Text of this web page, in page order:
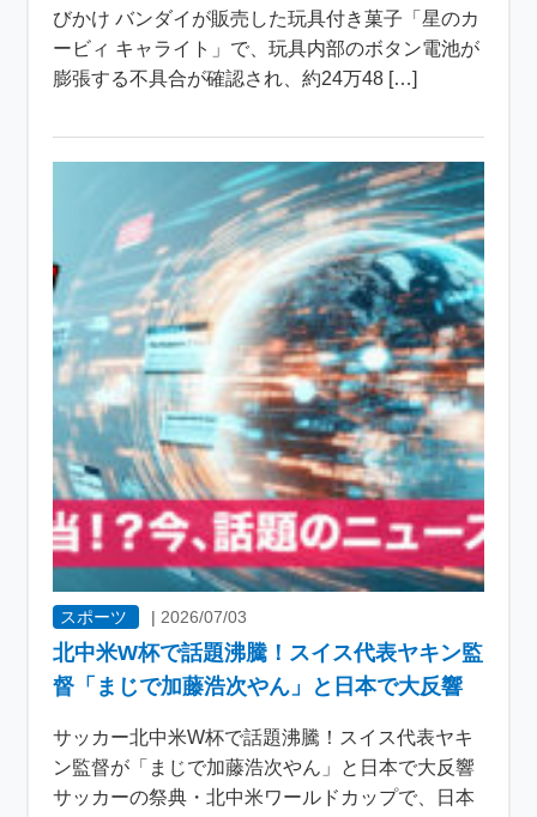
びかけ バンダイが販売した玩具付き菓子「星のカ
ービィ キャライト」で、玩具内部のボタン電池が
膨張する不具合が確認され、約24万48 […]
スポーツ | 2026/07/03
北中米W杯で話題沸騰！スイス代表ヤキン監
督「まじで加藤浩次やん」と日本で大反響
サッカー北中米W杯で話題沸騰！スイス代表ヤキ
ン監督が「まじで加藤浩次やん」と日本で大反響
サッカーの祭典・北中米ワールドカップで、日本